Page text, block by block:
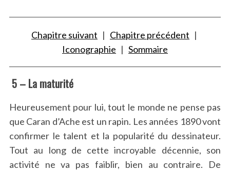
Chapitre suivant | Chapitre précédent |
Iconographie | Sommaire
5 – La maturité
Heureusement pour lui, tout le monde ne pense pas
que Caran d’Ache est un rapin. Les années 1890 vont
confirmer le talent et la popularité du dessinateur.
Tout au long de cette incroyable décennie, son
activité ne va pas faiblir, bien au contraire. De